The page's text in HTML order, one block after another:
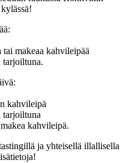
makeaa kahvileipää
tarjoiltuna.
kahvileipä
tarjoiltuna
kahvileipä.
ja yhteisellä illallisella